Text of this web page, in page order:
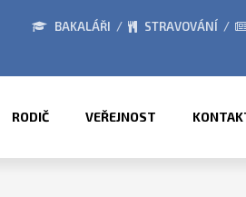
TÁBORY 2026
BAKALÁŘI STRAVOVÁNÍ
RODIČ VEŘEJNOST